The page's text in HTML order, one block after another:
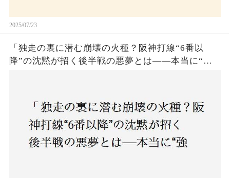
2025/07/23
「独走の裏に潜む崩壊の火種？阪神打線“6番以
降”の沈黙が招く後半戦の悪夢とは——本当に“強